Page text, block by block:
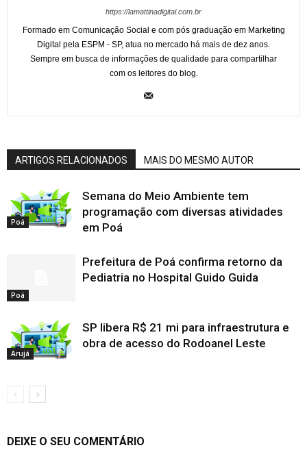
https://lamattinadigital.com.br
Formado em Comunicação Social e com pós graduação em Marketing
Digital pela ESPM - SP, atua no mercado há mais de dez anos.
Sempre em busca de informações de qualidade para compartilhar
com os leitores do blog.
ARTIGOS RELACIONADOS MAIS DO MESMO AUTOR
Poá
Semana do Meio Ambiente tem
programação com diversas atividades
em Poá
Poá
Prefeitura de Poá confirma retorno da
Pediatria no Hospital Guido Guida
Arujá
SP libera R$ 21 mi para infraestrutura e
obra de acesso do Rodoanel Leste
DEIXE O SEU COMENTÁRIO